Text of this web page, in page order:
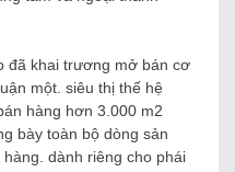
đã khai trương mở bán cơ
một. siêu thị thế hệ
hàng hơn 3.000 m2
bày toàn bộ dòng sản
dành riêng cho phái